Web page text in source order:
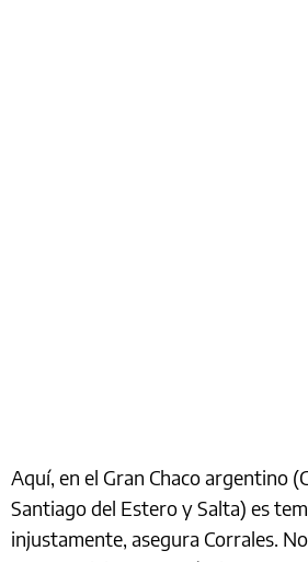
Aquí, en el Gran Chaco argentino
Santiago del Estero y Salta) es
injustamente, asegura Corrales.